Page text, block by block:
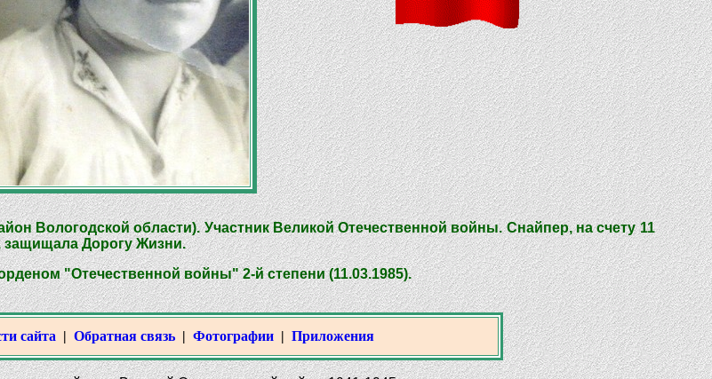
Вологодской области). Участник Великой Отечественной войны. Снайпер, на счету 11
Дорогу Жизни.
"Отечественной войны" 2-й степени (11.03.1985).
сайта | Обратная связь | Фотографии | Приложения